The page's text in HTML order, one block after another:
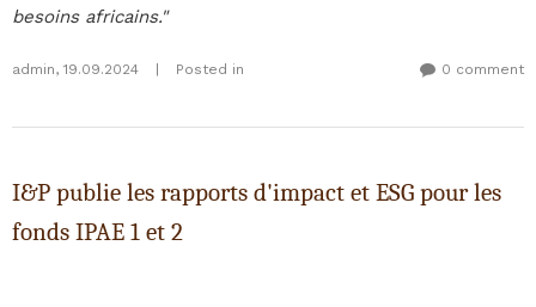
besoins africains."
admin, 19.09.2024 Posted in 0 comment
I&P publie les rapports d'impact et ESG pour les
fonds IPAE 1 et 2